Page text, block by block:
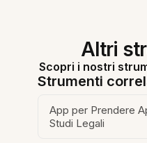
Altri
Scopri i nostri
Strumenti
App per Prendere
Studi Legali